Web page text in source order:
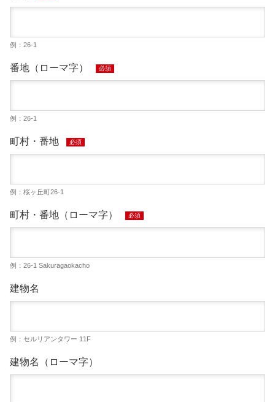
例：26-1
番地（ローマ字） 必須
例：26-1
町村・番地 必須
例：桜ヶ丘町26-1
町村・番地（ローマ字） 必須
例：26-1 Sakuragaokacho
建物名
例：セルリアンタワー 11F
建物名（ローマ字）